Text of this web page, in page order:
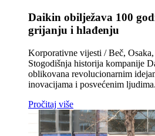
Daikin obilježava 100
grijanju i hlađenju
Korporativne vijesti / Beč,
Stogodišnja historija kompanije
oblikovana revolucionarnim
inovacijama i posvećenim
Pročitaj više